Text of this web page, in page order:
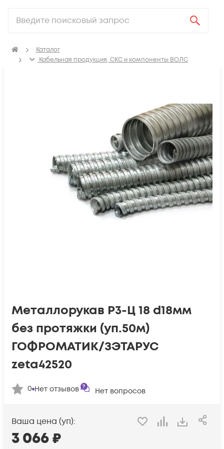
Каталог
Кабельная продукция, СКС и компоненты ВОЛС
Металлорукав Р3-Ц 18 d18мм
без протяжки (уп.50м)
ГОФРОМАТИК/ЗЭТАРУС
zeta42520
0 Нет отзывов Нет вопросов
Ваша цена (уп):
3 066₽